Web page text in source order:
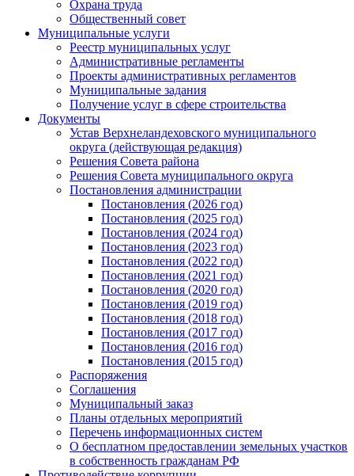
Охрана труда
Общественный совет
Муниципальные услуги
Реестр муниципальных услуг
Административные регламенты
Проекты административных регламентов
Муниципальные задания
Получение услуг в сфере строительства
Документы
Устав Верхнеландеховского муниципального
округа (действующая редакция)
Решения Совета района
Решения Совета муниципального округа
Постановления администрации
Постановления (2026 год)
Постановления (2025 год)
Постановления (2024 год)
Постановления (2023 год)
Постановления (2022 год)
Постановления (2021 год)
Постановления (2020 год)
Постановления (2019 год)
Постановления (2018 год)
Постановления (2017 год)
Постановления (2016 год)
Постановления (2015 год)
Распоряжения
Соглашения
Муниципальный заказ
Планы отдельных мероприятий
Перечень информационных систем
О бесплатном предоставлении земельных участков
в собственность гражданам РФ